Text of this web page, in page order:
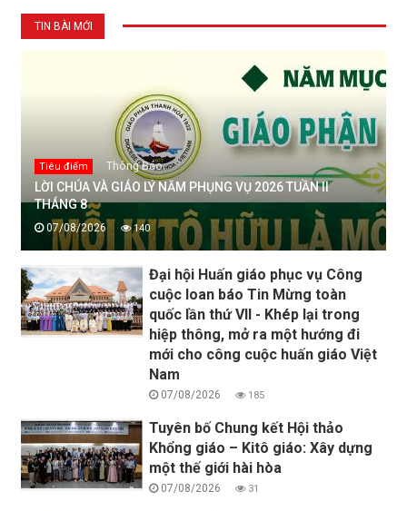
TIN BÀI MỚI
Tiêu điểm Thông Báo
LỜI CHÚA VÀ GIÁO LÝ NĂM PHỤNG VỤ 2026 TUẦN II
THÁNG 8
07/08/2026 140
Đại hội Huấn giáo phục vụ Công
cuộc loan báo Tin Mừng toàn
quốc lần thứ VII - Khép lại trong
hiệp thông, mở ra một hướng đi
mới cho công cuộc huấn giáo Việt
Nam
07/08/2026 185
Tuyên bố Chung kết Hội thảo
Khổng giáo – Kitô giáo: Xây dựng
một thế giới hài hòa
07/08/2026 31